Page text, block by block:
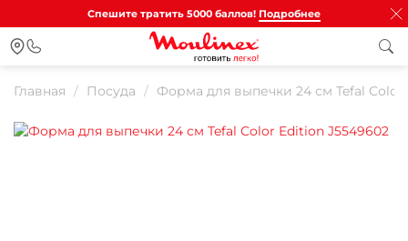
Спешите тратить 5000 баллов! Подробнее
Главная Посуда Форма для выпечки 24 см Tefal Color
Для клиентов всех банков
Разбейте